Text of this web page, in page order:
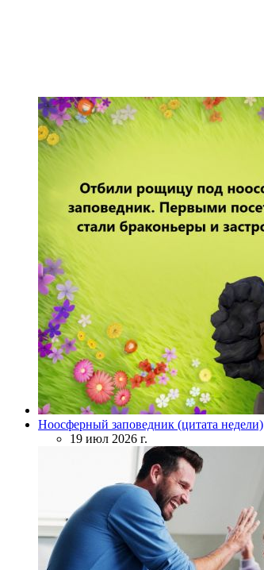
Ноосферный заповедник (цитата недели)
19 июл 2026 г.